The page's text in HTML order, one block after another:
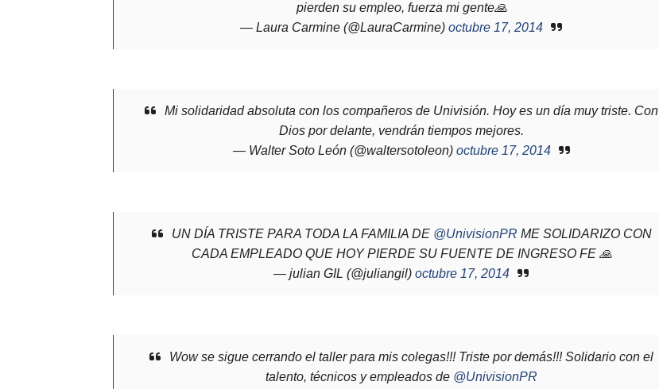
pierden su empleo, fuerza mi gente🙏
— Laura Carmine (@LauraCarmine) octubre 17, 2014
Mi solidaridad absoluta con los compañeros de Univisión. Hoy es un día muy triste. Con
Dios por delante, vendrán tiempos mejores.
— Walter Soto León (@waltersotoleon) octubre 17, 2014
UN DÍA TRISTE PARA TODA LA FAMILIA DE @UnivisionPR ME SOLIDARIZO CON
CADA EMPLEADO QUE HOY PIERDE SU FUENTE DE INGRESO FE 🙏
— julian GIL (@juliangil) octubre 17, 2014
Wow se sigue cerrando el taller para mis colegas!!! Triste por demás!!! Solidario con el
talento, técnicos y empleados de @UnivisionPR